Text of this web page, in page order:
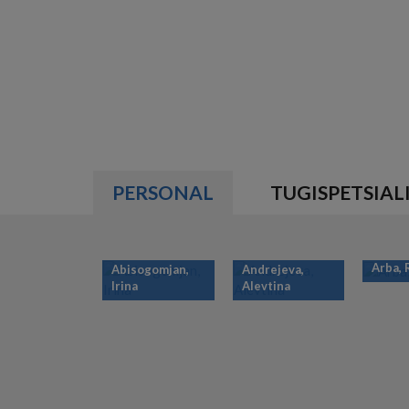
PERSONAL
Abisogomjan,
Irina
Andrejeva,
Alevtina
Arba,
PAGINATION